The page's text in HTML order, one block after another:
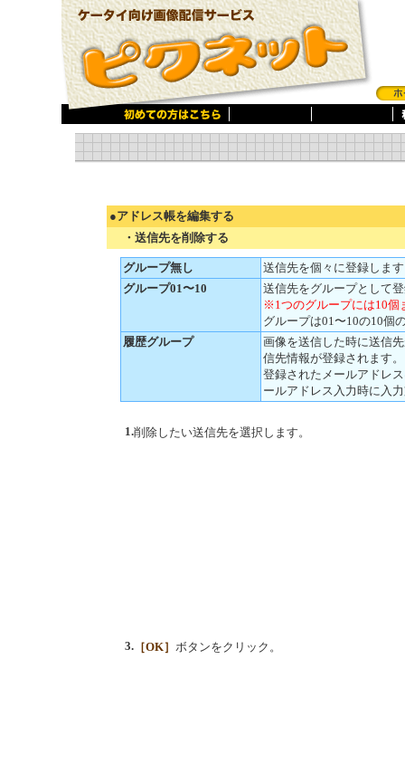
●アドレス帳を編集する
・送信先を削除する
グループ無し
送信先を個々に登録しま
グループ01〜10
送信先をグループとして
※1つのグループには10個
グループは01〜10の10個
履歴グループ
画像を送信した時に送信
信先情報が登録されます。
登録されたメールアドレ
ールアドレス入力時に入
1.削除したい送信先を選択します。
3. ［OK］ ボタンをクリック。